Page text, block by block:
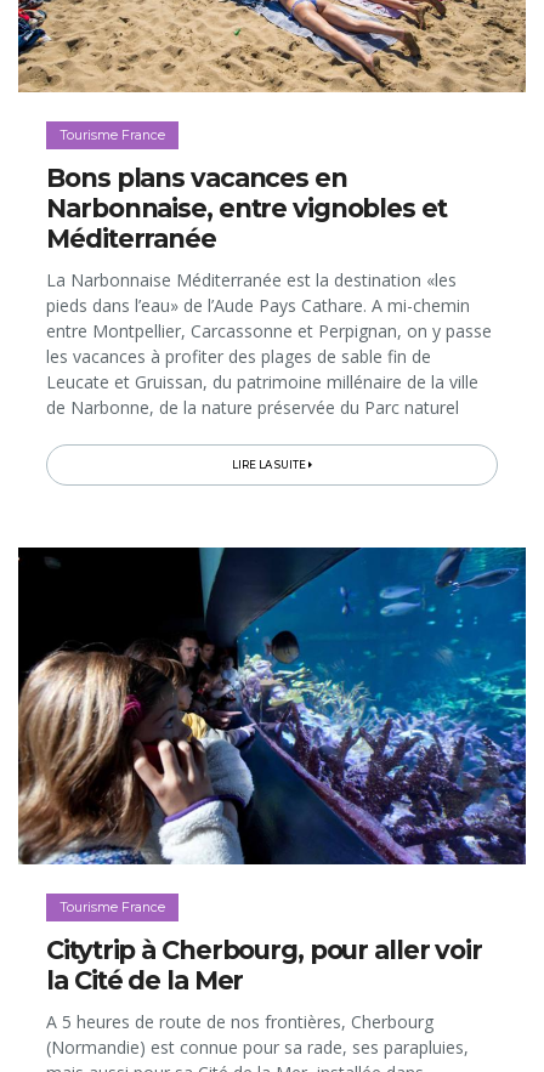
Tourisme France
Bons plans vacances en
Narbonnaise, entre vignobles et
Méditerranée
La Narbonnaise Méditerranée est la destination «les
pieds dans l’eau» de l’Aude Pays Cathare. A mi-chemin
entre Montpellier, Carcassonne et Perpignan, on y passe
les vacances à profiter des plages de sable fin de
Leucate et Gruissan, du patrimoine millénaire de la ville
de Narbonne, de la nature préservée du Parc naturel
vignerons, de la gastronomie entre terre et mer, de vins
renommés (Corbières, Fitou, Minervois) et de beaux
LIRE LA SUITE
Tourisme France
Citytrip à Cherbourg, pour aller voir
la Cité de la Mer
A 5 heures de route de nos frontières, Cherbourg
(Normandie) est connue pour sa rade, ses parapluies,